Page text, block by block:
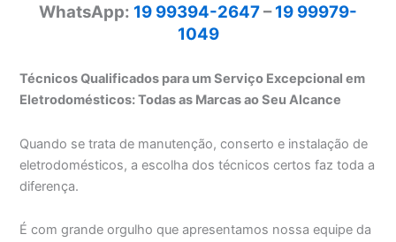
WhatsApp: 19 99394-2647–19 99979-
1049
Técnicos Qualificados para um Serviço Excepcional em
Eletrodomésticos: Todas as Marcas ao Seu Alcance
Quando se trata de manutenção, conserto e instalação de
eletrodomésticos, a escolha dos técnicos certos faz toda a
diferença.
É com grande orgulho que apresentamos nossa equipe da